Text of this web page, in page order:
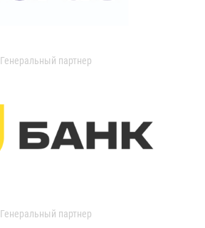
Генеральный партнер
Генеральный партнер